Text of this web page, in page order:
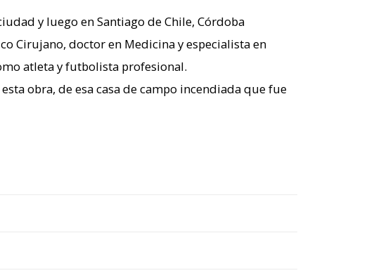
y luego en Santiago de Chile, Córdoba
Cirujano, doctor en Medicina y especialista en
atleta y futbolista profesional.
obra, de esa casa de campo incendiada que fue